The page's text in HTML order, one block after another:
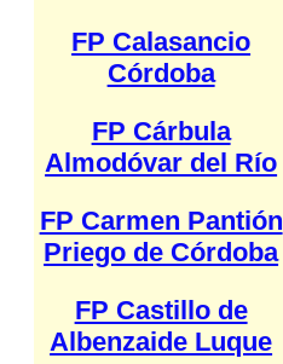
FP Calasancio
Córdoba
FP Cárbula
Almodóvar del Río
FP Carmen Pantión
Priego de Córdoba
FP Castillo de
Albenzaide Luque